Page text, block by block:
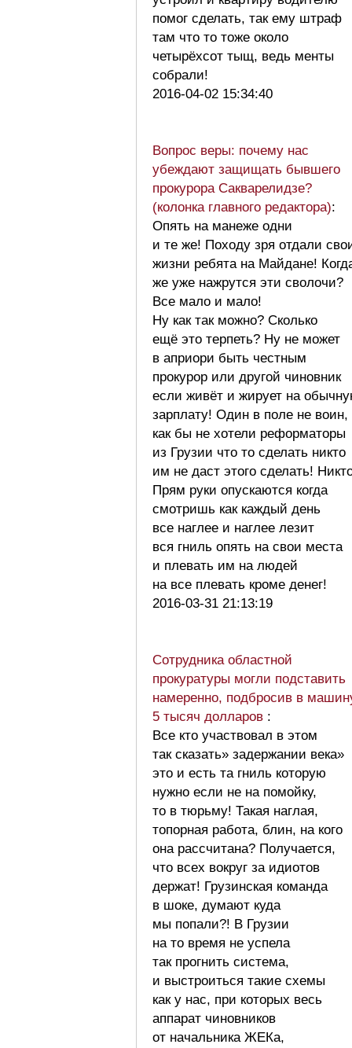
помог сделать, так ему штраф
там что то тоже около
четырёхсот тыщ, ведь менты
собрали!
2016-04-02 15:34:40
Вопрос веры: почему нас
убеждают защищать бывшего
прокурора Сакварелидзе?
(колонка главного редактора):
Опять на манеже одни
и те же! Походу зря отдали
жизни ребята на Майдане!
же уже нажрутся эти сволочи?
Все мало и мало!
Ну как так можно? Сколько
ещё это терпеть? Ну не может
в априори быть честным
прокурор или другой чиновник
если живёт и жирует на
зарплату! Один в поле не воин,
как бы не хотели реформаторы
из Грузии что то сделать никто
им не даст этого сделать!
Прям руки опускаются когда
смотришь как каждый день
все наглее и наглее лезит
вся гниль опять на свои места
и плевать им на людей
на все плевать кроме денег!
2016-03-31 21:13:19
Сотрудника областной
прокуратуры могли подставить
намеренно, подбросив в
5 тысяч долларов :
Все кто участвовал в этом
так сказать» задержании века»
это и есть та гниль которую
нужно если не на помойку,
то в тюрьму! Такая наглая,
топорная работа, блин, на кого
она рассчитана? Получается,
что всех вокруг за идиотов
держат! Грузинская команда
в шоке, думают куда
мы попали?! В Грузии
на то время не успела
так прогнить система,
и выстроиться такие схемы
как у нас, при которых весь
аппарат чиновников
от начальника ЖЕКа,